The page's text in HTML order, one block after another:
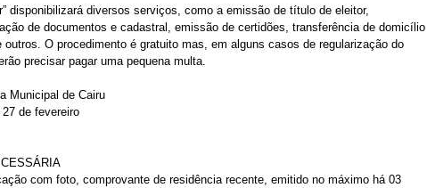
disponibilizará diversos serviços, como a emissão de título de eleitor,
de documentos e cadastral, emissão de certidões, transferência de domicílio
O procedimento é gratuito mas, em alguns casos de regularização do
precisar pagar uma pequena multa.
Municipal de Cairu
de fevereiro
com foto, comprovante de residência recente, emitido no máximo há 03